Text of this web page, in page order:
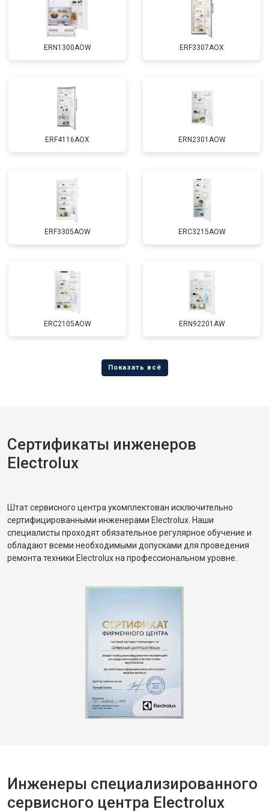
ERN1300AOW ERF3307AOX
ERF4116AOX ERN2301AOW
ERF3305AOW ERC3215AOW
ERC2105AOW ERN92201AW
Сертификаты инженеров
Electrolux
Штат сервисного центра укомплектован исключительно
сертифицированными инженерами Electrolux. Наши
специалисты проходят обязательное регулярное обучение и
обладают всеми необходимыми допусками для проведения
ремонта техники Electrolux на профессиональном уровне.
Инженеры специализированного
сервисного центра Electrolux